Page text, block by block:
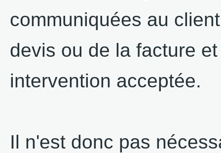
communiquées au
devis ou de la facture
intervention acceptée.
Il n'est donc pas